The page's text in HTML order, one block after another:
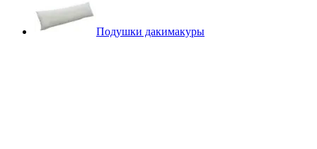
Подушки дакимакуры